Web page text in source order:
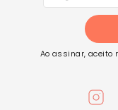
Ao assinar, aceito